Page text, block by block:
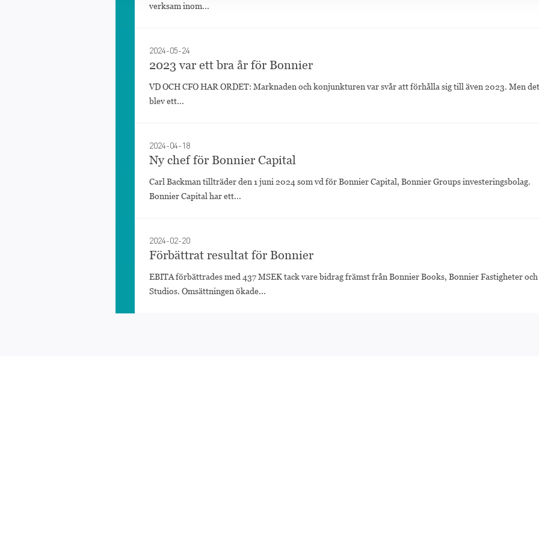
verksam inom...
2024-05-24
2023 var ett bra år för Bonnier
VD OCH CFO HAR ORDET: Marknaden och konjunkturen var svår att förhålla sig till även 2023. Men det
blev ett...
2024-04-18
Ny chef för Bonnier Capital
Carl Backman tillträder den 1 juni 2024 som vd för Bonnier Capital, Bonnier Groups investeringsbolag.
Bonnier Capital har ett...
2024-02-20
Förbättrat resultat för Bonnier
EBITA förbättrades med 437 MSEK tack vare bidrag främst från Bonnier Books, Bonnier Fastigheter och
Studios. Omsättningen ökade...